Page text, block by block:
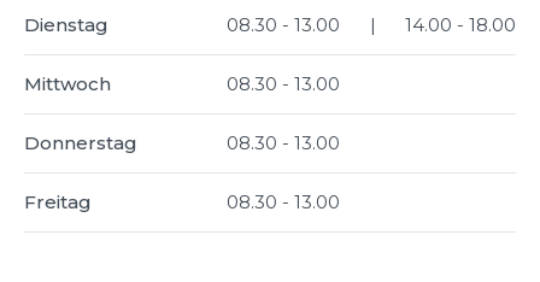
Dienstag 08.30 - 13.00 | 14.00 - 18.00
Mittwoch 08.30 - 13.00
Donnerstag 08.30 - 13.00
Freitag 08.30 - 13.00